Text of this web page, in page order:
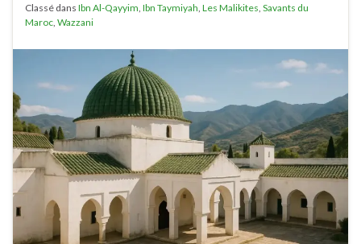
Classé dans Ibn Al-Qayyim Ibn Taymiyah Les Malikites Savants du
Maroc Wazzani